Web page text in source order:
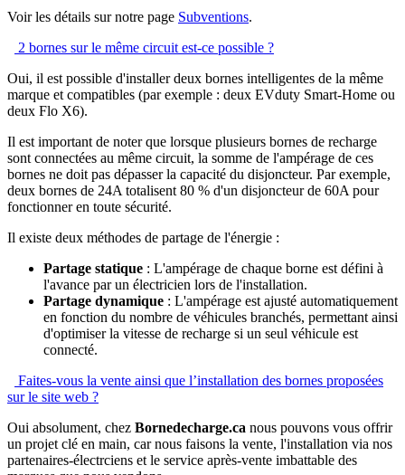
Voir les détails sur notre page Subventions.
2 bornes sur le même circuit est-ce possible ?
Oui, il est possible d'installer deux bornes intelligentes de la même
marque et compatibles (par exemple : deux EVduty Smart-Home ou
deux Flo X6).
Il est important de noter que lorsque plusieurs bornes de recharge
sont connectées au même circuit, la somme de l'ampérage de ces
bornes ne doit pas dépasser la capacité du disjoncteur. Par exemple,
deux bornes de 24A totalisent 80 % d'un disjoncteur de 60A pour
fonctionner en toute sécurité.
Il existe deux méthodes de partage de l'énergie :
Partage statique : L'ampérage de chaque borne est défini à
l'avance par un électricien lors de l'installation.
Partage dynamique : L'ampérage est ajusté automatiquement
en fonction du nombre de véhicules branchés, permettant ainsi
d'optimiser la vitesse de recharge si un seul véhicule est
connecté.
Faites-vous la vente ainsi que l’installation des bornes proposées
sur le site web ?
Oui absolument, chez Bornedecharge.ca nous pouvons vous offrir
un projet clé en main, car nous faisons la vente, l'installation via nos
partenaires-électrciens et le service après-vente imbattable des